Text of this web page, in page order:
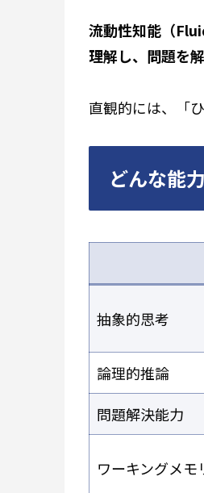
流動性知能（
理解し、問題を
直観的には、「
どんな能
抽象的思考
論理的推論
問題解決能力
ワーキングメモ